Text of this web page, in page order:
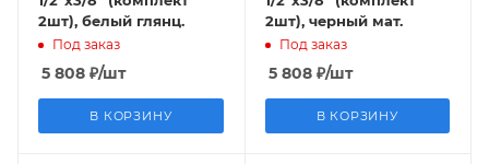
2шт), белый глянц.
Под заказ
5 808 ₽/шт
В КОРЗИНУ
2шт), черный мат.
Под заказ
5 808₽/шт
В КОРЗИНУ